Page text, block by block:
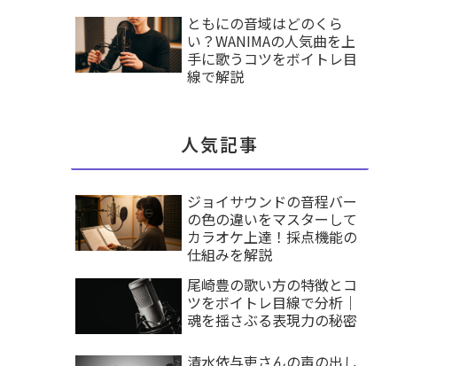
ともにの音域はどのくら
い？WANIMAの人気曲を上
手に歌うコツをボイトレ目
線で解説
人気記事
ジョイサウンドの音程バー
の色の違いをマスターして
カラオケ上達！採点機能の
仕組みを解説
尾崎豊の歌い方の特徴とコ
ツをボイトレ目線で分析｜
魂を揺さぶる表現力の秘密
清水依与吏さんの声の出し